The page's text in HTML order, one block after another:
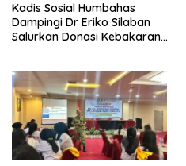
Kadis Sosial Humbahas
Dampingi Dr Eriko Silaban
Salurkan Donasi Kebakaran